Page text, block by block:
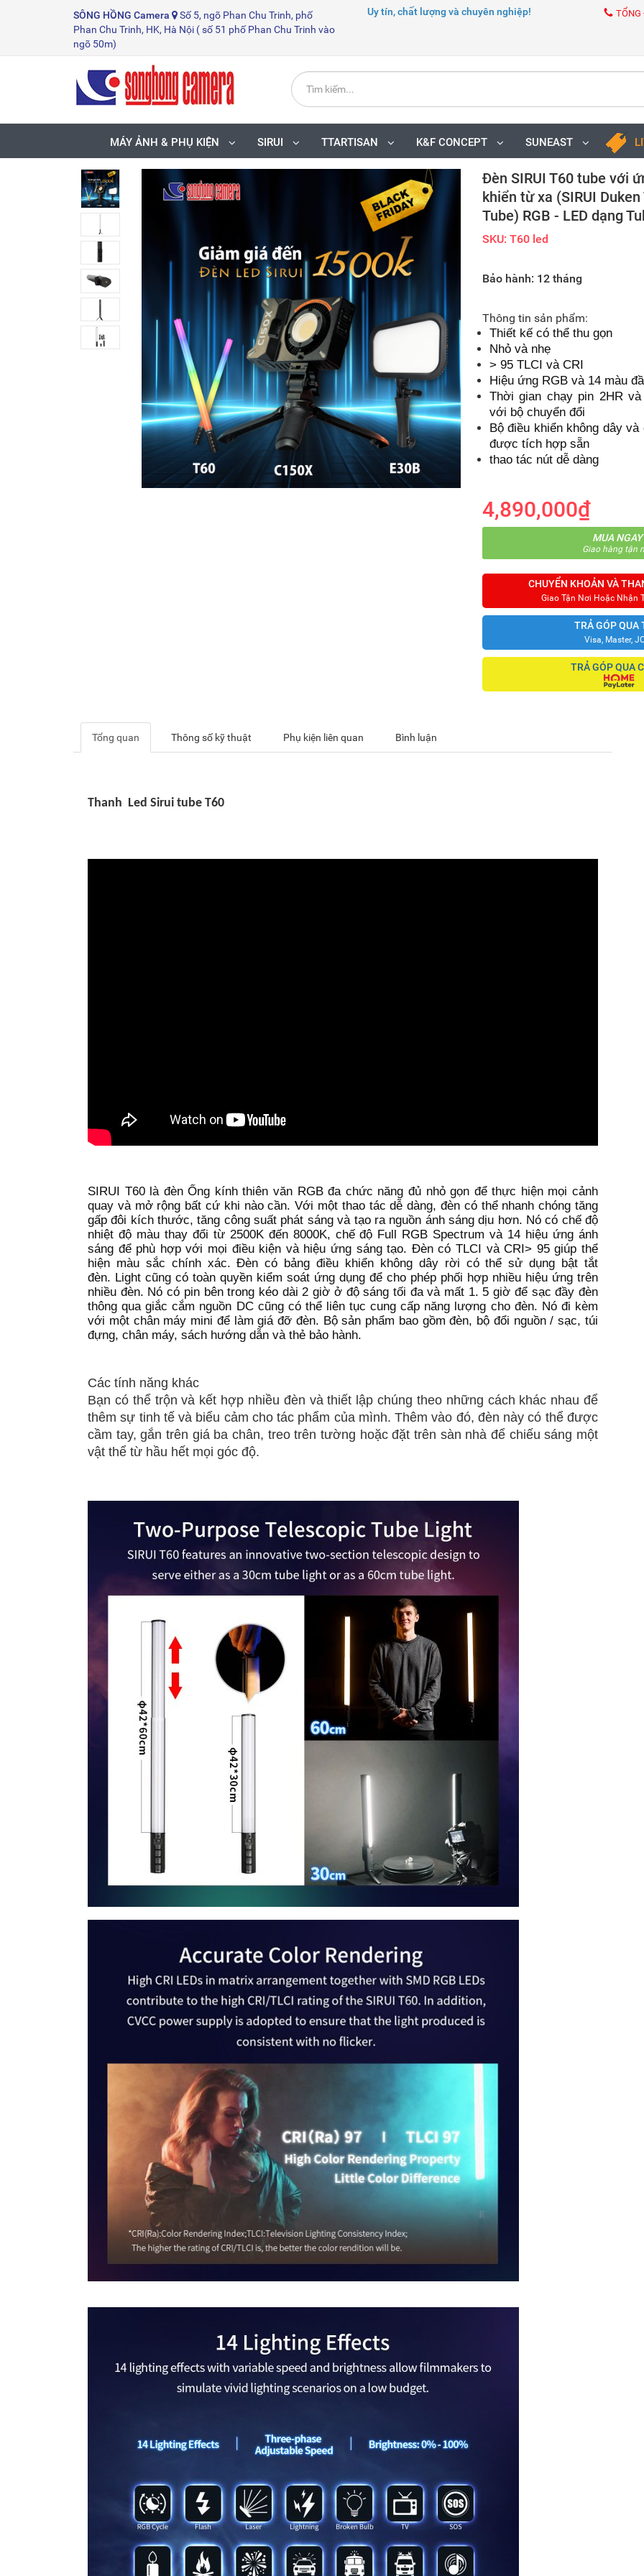
SÔNG HỒNG Camera
Số 5, ngõ Phan Chu Trinh, phố
Phan Chu Trinh, HK, Hà Nội ( số 51 phố Phan Chu Trinh vào
ngõ 50m)
Uy tín, chất lượng và chuyên nghiệp! TỔNG
MÁY ẢNH & PHỤ KIỆN SIRUI TTARTISAN K&F CONCEPT SUNEAST
Đèn SIRUI T60 tube với
khiển từ xa (SIRUI
Tube) RGB - LED dạng
SKU: T60 led
Bảo hành: 12 tháng
Thông tin sản phẩm:
Thiết kế có thể thu gọn
Nhỏ và nhẹ
> 95 TLCI và CRI
Hiệu ứng RGB và 14 màu
Thời gian chạy pin 2HR
với bộ chuyển đổi
Bộ điều khiển không dây
được tích hợp sẵn
thao tác nút dễ dàng
4,890,000₫
MUA NGAY
Giao hàng tận
CHUYỂN KHOẢN VÀ
Giao Tận Nơi Hoặc Nhận
TRẢ GÓP QUA
Visa, Master,
TRẢ GÓP QUA
Tổng quan Thông số kỹ thuật Phụ kiện liên quan Bình luận
Thanh Led Sirui tube T60
SIRUI T60 là đèn Ống kính thiên văn RGB đa chức năng đủ nhỏ gọn để thực hiện mọi cảnh
quay và mở rộng bất cứ khi nào cần. Với một thao tác dễ dàng, đèn có thể nhanh chóng tăng
gấp đôi kích thước, tăng công suất phát sáng và tạo ra nguồn ánh sáng dịu hơn. Nó có chế độ
nhiệt độ màu thay đổi từ 2500K đến 8000K, chế độ Full RGB Spectrum và 14 hiệu ứng ánh
sáng để phù hợp với mọi điều kiện và hiệu ứng sáng tạo. Đèn có TLCI và CRI> 95 giúp thể
hiện màu sắc chính xác. Đèn có bảng điều khiển không dây rời có thể sử dụng bật tắt
đèn. Light cũng có toàn quyền kiểm soát ứng dụng để cho phép phối hợp nhiều hiệu ứng trên
nhiều đèn. Nó có pin bên trong kéo dài 2 giờ ở độ sáng tối đa và mất 1. 5 giờ để sạc đầy đèn
thông qua giắc cắm nguồn DC cũng có thể liên tục cung cấp năng lượng cho đèn. Nó đi kèm
với một chân máy mini để làm giá đỡ đèn. Bộ sản phẩm bao gồm đèn, bộ đổi nguồn / sạc, túi
đựng, chân máy, sách hướng dẫn và thẻ bảo hành.
Các tính năng khác
Bạn có thể trộn và kết hợp nhiều đèn và thiết lập chúng theo những cách khác nhau để
thêm sự tinh tế và biểu cảm cho tác phẩm của mình. Thêm vào đó, đèn này có thể được
cầm tay, gắn trên giá ba chân, treo trên tường hoặc đặt trên sàn nhà để chiếu sáng một
vật thể từ hầu hết mọi góc độ.